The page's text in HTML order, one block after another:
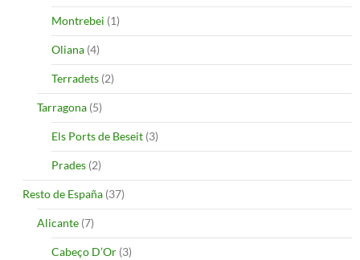
Montrebei (1)
Oliana (4)
Terradets (2)
Tarragona (5)
Els Ports de Beseit (3)
Prades (2)
Resto de España (37)
Alicante (7)
Cabeço D’Or (3)